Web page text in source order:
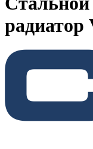
радиатор